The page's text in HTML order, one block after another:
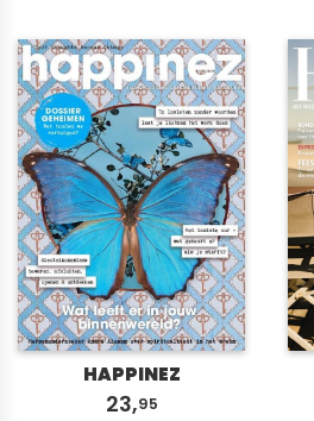
HAPPINEZ
23,95